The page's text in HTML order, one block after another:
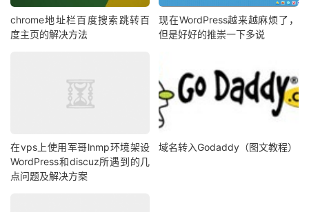
chrome地址栏百度搜索跳转百
度主页的解决方法
现在WordPress越来越麻烦了，
但是好好的推崇一下多说
在vps上使用军哥lnmp环境架设
WordPress和discuz所遇到的几
点问题及解决方案
域名转入Godaddy（图文教程）